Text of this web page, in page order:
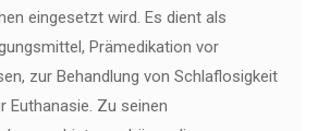
eingesetzt wird. Es dient als
Prämedikation vor
zur Behandlung von Schlaflosigkeit
Euthanasie. Zu seinen